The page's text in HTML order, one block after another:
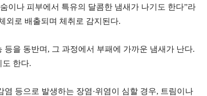
이나 피부에서 특유의 달콤한 냄새가 나기도 한다”라
외로 배출되며 체취로 감지된다.
을 동반며, 그 과정에서 부패에 가까운 냄새가 난다.
한다.
등으로 발생하는 장염·위염이 심할 경우, 트림이나